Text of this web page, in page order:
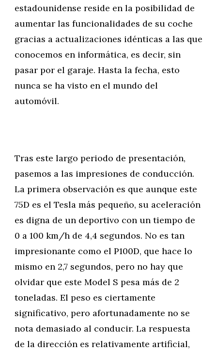
estadounidense reside en la posibilidad de
aumentar las funcionalidades de su coche
gracias a actualizaciones idénticas a las que
conocemos en informática, es decir, sin
pasar por el garaje. Hasta la fecha, esto
nunca se ha visto en el mundo del
automóvil.
Tras este largo periodo de presentación,
pasemos a las impresiones de conducción.
La primera observación es que aunque este
75D es el Tesla más pequeño, su aceleración
es digna de un deportivo con un tiempo de
0 a 100 km/h de 4,4 segundos. No es tan
impresionante como el P100D, que hace lo
mismo en 2,7 segundos, pero no hay que
olvidar que este Model S pesa más de 2
toneladas. El peso es ciertamente
significativo, pero afortunadamente no se
nota demasiado al conducir. La respuesta
de la dirección es relativamente artificial,